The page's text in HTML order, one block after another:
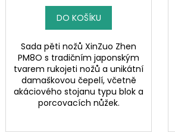
DO KOŠÍKU
Sada pěti nožů XinZuo Zhen
PM8O s tradičním japonským
tvarem rukojeti nožů a unikátní
damaškovou čepelí, včetně
akáciového stojanu typu blok a
porcovacích nůžek.